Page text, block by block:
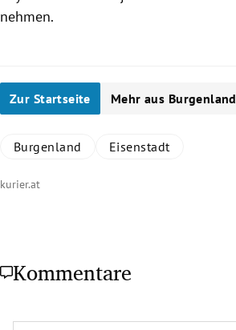
nehmen.
Zur Startseite Mehr aus Burgenland
Burgenland Eisenstadt
kurier.at
Kommentare